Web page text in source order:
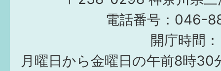
電話番号：046-
開庁時間：
月曜日から金曜日の午前8時30